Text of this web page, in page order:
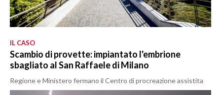
IL CASO
Scambio di provette: impiantato l'embrione
sbagliato al San Raffaele di Milano
Regione e Ministero fermano il Centro di procreazione assistita